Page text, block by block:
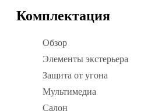
Комплектация
Обзор
Элементы экстерьера
Защита от угона
Мультимедиа
Салон